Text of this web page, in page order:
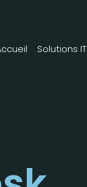
Solutions IT